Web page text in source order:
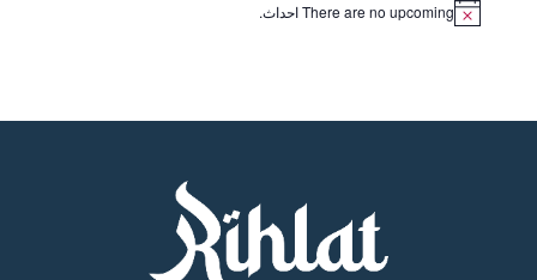
There are no upcoming احداث.